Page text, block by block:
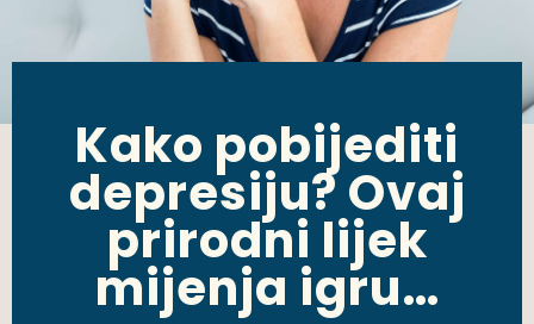
Kako pobijediti
depresiju? Ovaj
prirodni lijek
mijenja igru…